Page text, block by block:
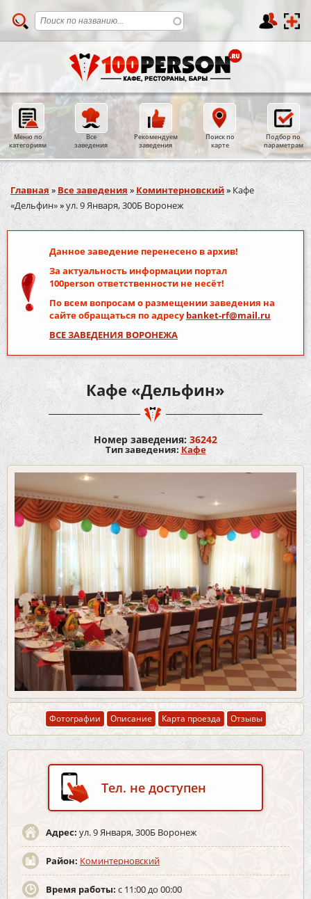
Меню по
категориям
Все
заведения
Рекомендуем
заведения
Поиск по
карте
Подбор по
параметрам
Вы здесь
Главная » Все заведения » Коминтерновский» Кафе
«Дельфин»»ул. 9 Января, 300Б Воронеж
Данное заведение перенесено в архив!
За актуальность информации портал
100person ответственности не несёт!
По всем вопросам о размещении заведения на
сайте обращаться по адресуbanket-rf@mail.ru
ВСЕ ЗАВЕДЕНИЯ ВОРОНЕЖА
Кафе «Дельфин»
Номер заведения: 36242
Тип заведения: Кафе
Фотографии Описание Карта проезда Отзывы
Тел. не доступен
Адрес: ул. 9 Января, 300Б Воронеж
Район: Коминтерновский
Время работы: с 11:00 до 00:00